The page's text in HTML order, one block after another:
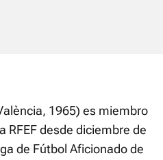
1965) es miembro
RFEF desde diciembre de
de Fútbol Aficionado de